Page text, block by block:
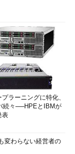
ラーニングに特化、
続々──HPEとIBMが
表
変わらない経営者の